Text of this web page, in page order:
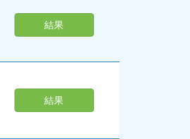
結果
結果